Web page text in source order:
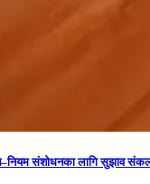
संशोधनका लागि सुझाव